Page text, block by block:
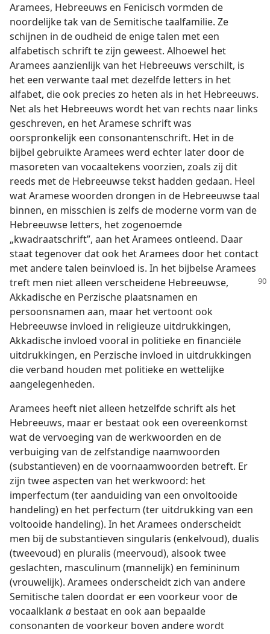
Aramees, Hebreeuws en Fenicisch vormden de
noordelijke tak van de Semitische taalfamilie. Ze
schijnen in de oudheid de enige talen met een
alfabetisch schrift te zijn geweest. Alhoewel het
Aramees aanzienlijk van het Hebreeuws verschilt, is
het een verwante taal met dezelfde letters in het
alfabet, die ook precies zo heten als in het Hebreeuws.
Net als het Hebreeuws wordt het van rechts naar links
geschreven, en het Aramese schrift was
oorspronkelijk een consonantenschrift. Het in de
bijbel gebruikte Aramees werd echter later door de
masoreten van vocaaltekens voorzien, zoals zij dit
reeds met de Hebreeuwse tekst hadden gedaan. Heel
wat Aramese woorden drongen in de Hebreeuwse taal
binnen, en misschien is zelfs de moderne vorm van de
Hebreeuwse letters, het zogenoemde
„kwadraatschrift”, aan het Aramees ontleend. Daar
staat tegenover dat ook het Aramees door het contact
met andere talen beïnvloed is. In het bijbelse Aramees
treft men niet alleen verscheidene Hebreeuwse,
Akkadische en Perzische plaatsnamen en
persoonsnamen aan, maar het vertoont ook
Hebreeuwse invloed in religieuze uitdrukkingen,
Akkadische invloed vooral in politieke en financiële
uitdrukkingen, en Perzische invloed in uitdrukkingen
die verband houden met politieke en wettelijke
aangelegenheden.
Aramees heeft niet alleen hetzelfde schrift als het
Hebreeuws, maar er bestaat ook een overeenkomst
wat de vervoeging van de werkwoorden en de
verbuiging van de zelfstandige naamwoorden
(substantieven) en de voornaamwoorden betreft. Er
zijn twee aspecten van het werkwoord: het
imperfectum (ter aanduiding van een onvoltooide
handeling) en het perfectum (ter uitdrukking van een
voltooide handeling). In het Aramees onderscheidt
men bij de substantieven singularis (enkelvoud), dualis
(tweevoud) en pluralis (meervoud), alsook twee
geslachten, masculinum (mannelijk) en femininum
(vrouwelijk). Aramees onderscheidt zich van andere
Semitische talen doordat er een voorkeur voor de
vocaalklanka bestaat en ook aan bepaalde
consonanten de voorkeur boven andere wordt